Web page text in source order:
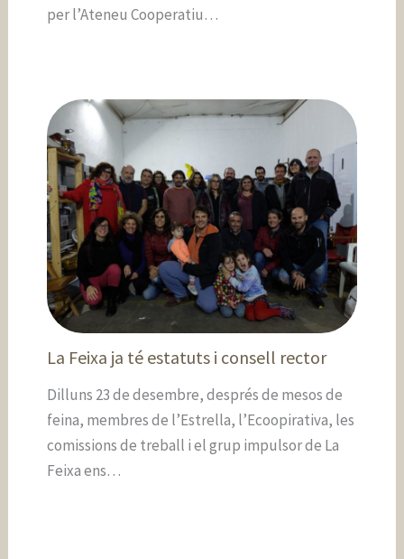
per l’Ateneu Cooperatiu…
La Feixa ja té estatuts i consell rector
Dilluns 23 de desembre, després de mesos de
feina, membres de l’Estrella, l’Ecoopirativa, les
comissions de treball i el grup impulsor de La
Feixa ens…